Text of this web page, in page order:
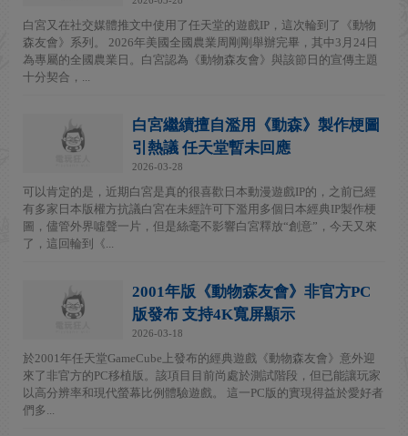
白宮又在社交媒體推文中使用了任天堂的遊戲IP，這次輪到了《動物
森友會》系列。 2026年美國全國農業周剛剛舉辦完畢，其中3月24日
為專屬的全國農業日。白宮認為《動物森友會》與該節日的宣傳主題
十分契合，...
白宮繼續擅自濫用《動森》製作梗圖
引熱議 任天堂暫未回應
2026-03-28
可以肯定的是，近期白宮是真的很喜歡日本動漫遊戲IP的，之前已經
有多家日本版權方抗議白宮在未經許可下濫用多個日本經典IP製作梗
圖，儘管外界噓聲一片，但是絲毫不影響白宮釋放“創意”，今天又來
了，這回輪到《...
2001年版《動物森友會》非官方PC
版發布 支持4K寬屏顯示
2026-03-18
於2001年任天堂GameCube上發布的經典遊戲《動物森友會》意外迎
來了非官方的PC移植版。該項目目前尚處於測試階段，但已能讓玩家
以高分辨率和現代螢幕比例體驗遊戲。 這一PC版的實現得益於愛好者
們多...